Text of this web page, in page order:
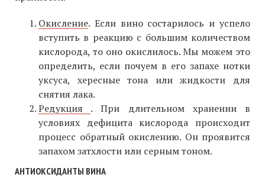
Окисление. Если вино состарилось и успело
вступить в реакцию с большим количеством
кислорода, то оно окислилось. Мы можем это
определить, если почуем в его запахе нотки
уксуса, хересные тона или жидкости для
снятия лака.
Редукция . При длительном хранении в
условиях дефицита кислорода происходит
процесс обратный окислению. Он проявится
запахом затхлости или серным тоном.
АНТИОКСИДАНТЫ ВИНА